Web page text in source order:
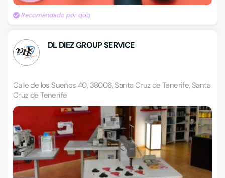
Recomendado por qdq
DL DIEZ GROUP SERVICE
Calle de los Sueños 40, 38006, Santa Cruz de Tenerife, Santa
Cruz de Tenerife